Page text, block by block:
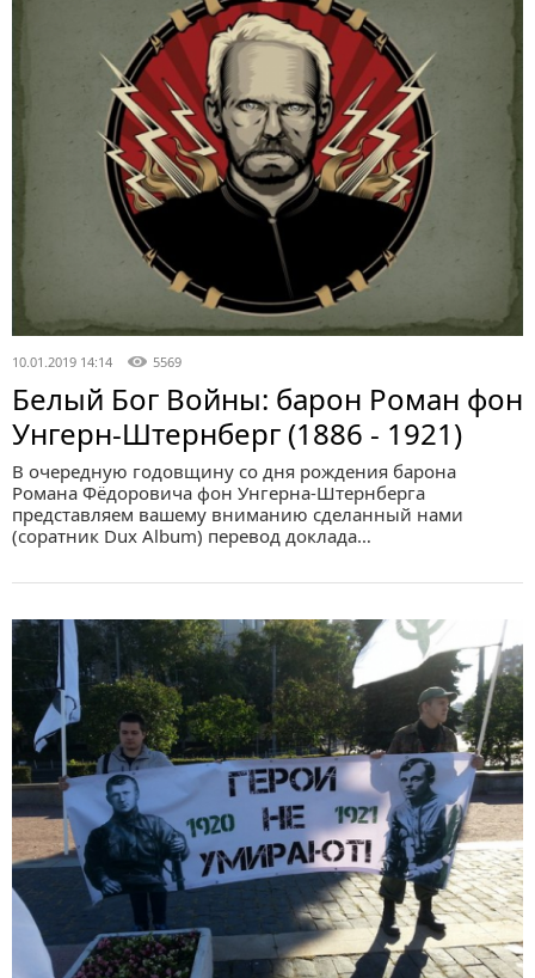
10.01.2019 14:14 5569
Белый Бог Войны: барон Роман фон
Унгерн-Штернберг (1886 - 1921)
В очередную годовщину со дня рождения барона
Романа Фёдоровича фон Унгерна-Штернберга
представляем вашему вниманию сделанный нами
(соратник Dux Album) перевод доклада…